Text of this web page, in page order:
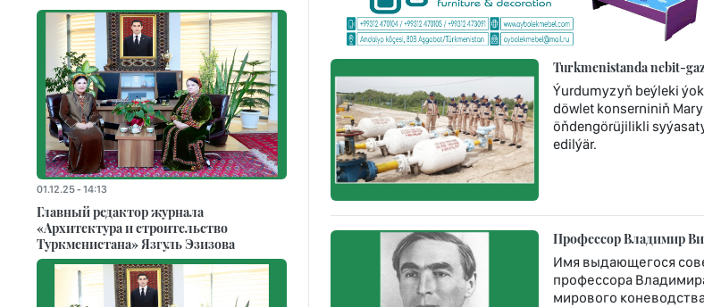
Turkmenistanda nebit-
Ýurdumyzyň beýleki
döwlet konserniniň
öňdengörüjilikli
edilýär.
Профессор Владимир
Имя выдающегося
профессора
мирового
01.12.25 - 14:13
Главный редактор журнала
«Архитектура и строительство
Туркменистана» Язгуль Эзизова